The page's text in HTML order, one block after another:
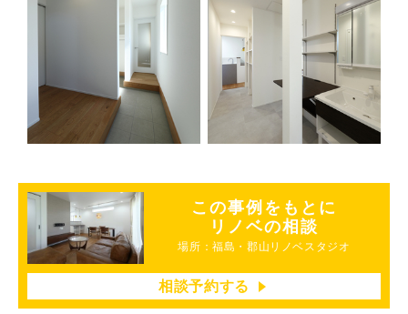
この事例をもとに
リノベの相談
場所：福島・郡山リノベスタジオ
相談予約する